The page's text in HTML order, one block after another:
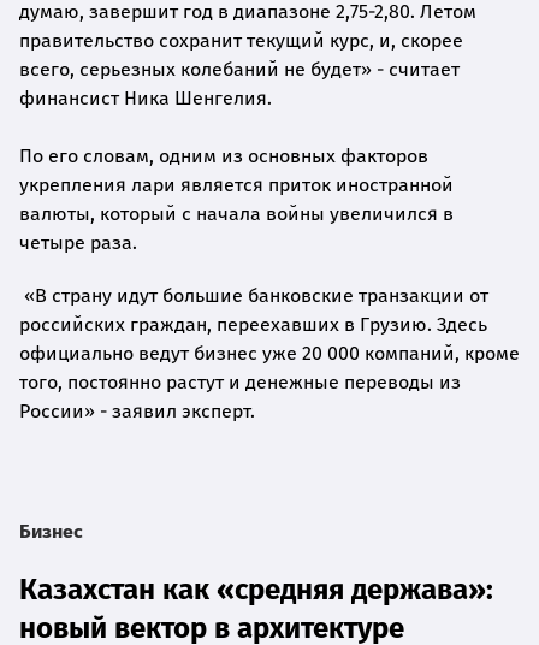
думаю, завершит год в диапазоне 2,75-2,80. Летом
правительство сохранит текущий курс, и, скорее
всего, серьезных колебаний не будет» - считает
финансист Ника Шенгелия.
По его словам, одним из основных факторов
укрепления лари является приток иностранной
валюты, который с начала войны увеличился в
четыре раза.
«В страну идут большие банковские транзакции от
российских граждан, переехавших в Грузию. Здесь
официально ведут бизнес уже 20 000 компаний, кроме
того, постоянно растут и денежные переводы из
России» - заявил эксперт.
Бизнес
Казахстан как «средняя держава»:
новый вектор в архитектуре